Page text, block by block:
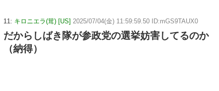
11: キロニエラ(茸) [US] 2025/07/04(金) 11:59:59.50 ID:mGS9TAUX0
だからしばき隊が参政党の選挙妨害してるのか
（納得）